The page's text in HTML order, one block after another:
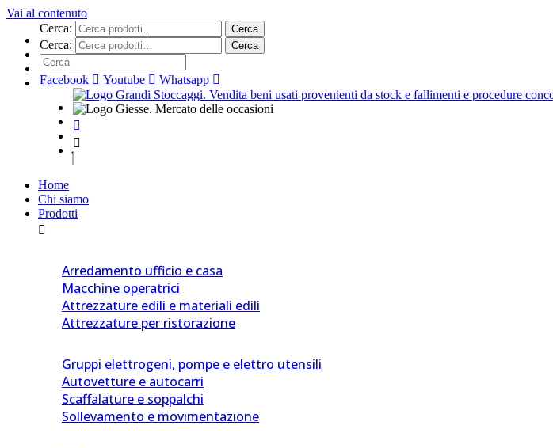
Vai al contenuto
Cerca:
Cerca
Cerca: Cerca
Facebook Youtube Whatsapp
Home
Chi siamo
Prodotti
Arredamento ufficio e casa
Macchine operatrici
Attrezzature edili e materiali edili
Attrezzature per ristorazione
Gruppi elettrogeni, pompe e elettro utensili
Autovetture e autocarri
Scaffalature e soppalchi
Sollevamento e movimentazione